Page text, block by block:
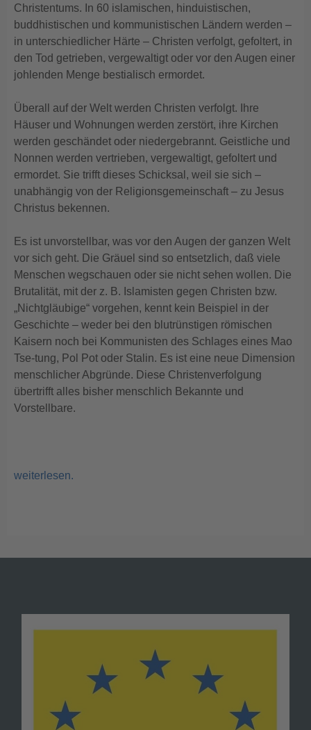
Christentums. In 60 islamischen, hinduistischen,
buddhistischen und kommunistischen Ländern werden –
in unterschiedlicher Härte – Christen verfolgt, gefoltert, in
den Tod getrieben, vergewaltigt oder vor den Augen einer
johlenden Menge bestialisch ermordet.
Überall auf der Welt werden Christen verfolgt. Ihre
Häuser und Wohnungen werden zerstört, ihre Kirchen
werden geschändet oder niedergebrannt. Geistliche und
Nonnen werden vertrieben, vergewaltigt, gefoltert und
ermordet. Sie trifft dieses Schicksal, weil sie sich –
unabhängig von der Religionsgemeinschaft – zu Jesus
Christus bekennen.
Es ist unvorstellbar, was vor den Augen der ganzen Welt
vor sich geht. Die Gräuel sind so entsetzlich, daß viele
Menschen wegschauen oder sie nicht sehen wollen. Die
Brutalität, mit der z. B. Islamisten gegen Christen bzw.
„Nichtgläubige“ vorgehen, kennt kein Beispiel in der
Geschichte – weder bei den blutrünstigen römischen
Kaisern noch bei Kommunisten des Schlages eines Mao
Tse-tung, Pol Pot oder Stalin. Es ist eine neue Dimension
menschlicher Abgründe. Diese Christenverfolgung
übertrifft alles bisher menschlich Bekannte und
Vorstellbare.
weiterlesen.